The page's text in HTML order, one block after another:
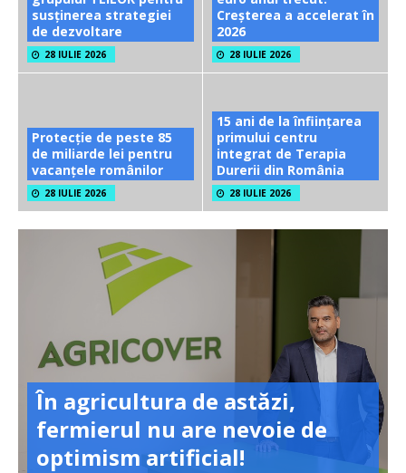
susținerea strategiei
de dezvoltare
28 IULIE 2026
Creșterea a accelerat în
2026
28 IULIE 2026
Protecție de peste 85
de miliarde lei pentru
vacanțele românilor
28 IULIE 2026
15 ani de la înființarea
primului centru
integrat de Terapia
Durerii din România
28 IULIE 2026
În agricultura de astăzi,
fermierul nu are nevoie de
optimism artificial!